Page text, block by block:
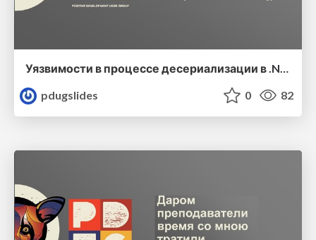
Уязвимости в процессе десериализации в .NET: прошлое, настоящее и будущее
pdugslides
0 82